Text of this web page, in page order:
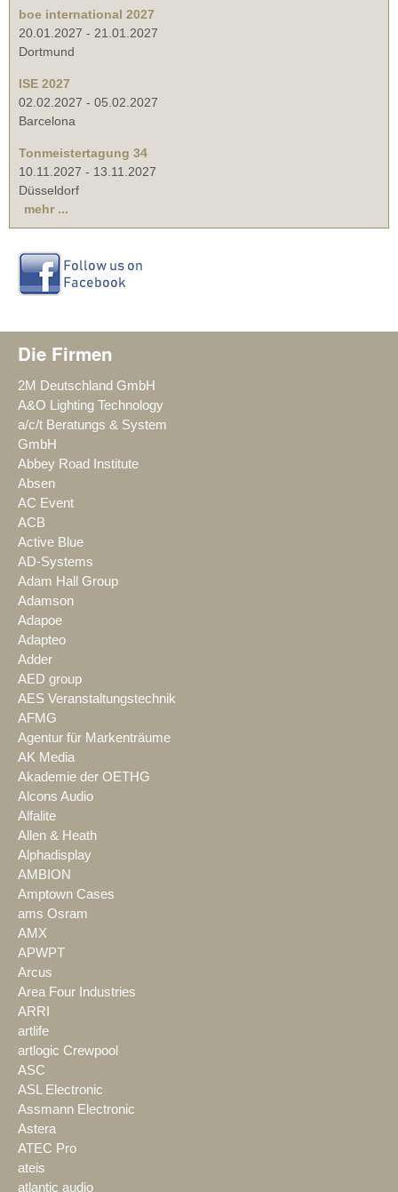
boe international 2027
20.01.2027 - 21.01.2027
Dortmund
ISE 2027
02.02.2027 - 05.02.2027
Barcelona
Tonmeistertagung 34
10.11.2027 - 13.11.2027
Düsseldorf
mehr ...
Die Firmen
2M Deutschland GmbH
A&O Lighting Technology
a/c/t Beratungs & System
GmbH
Abbey Road Institute
Absen
AC Event
ACB
Active Blue
AD-Systems
Adam Hall Group
Adamson
Adapoe
Adapteo
Adder
AED group
AES Veranstaltungstechnik
AFMG
Agentur für Markenträume
AK Media
Akademie der OETHG
Alcons Audio
Alfalite
Allen & Heath
Alphadisplay
AMBION
Amptown Cases
ams Osram
AMX
APWPT
Arcus
Area Four Industries
ARRI
artlife
artlogic Crewpool
ASC
ASL Electronic
Assmann Electronic
Astera
ATEC Pro
ateis
atlantic audio